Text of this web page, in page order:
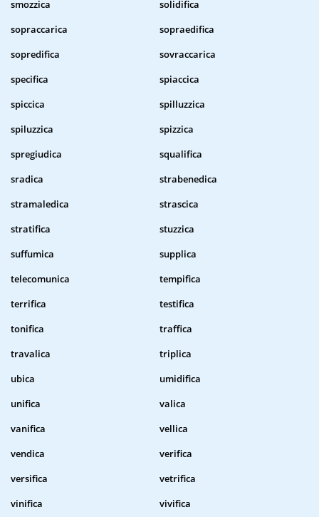
smozzica
solidifica
sopraccarica
sopraedifica
sopredifica
sovraccarica
specifica
spiaccica
spiccica
spilluzzica
spiluzzica
spizzica
spregiudica
squalifica
sradica
strabenedica
stramaledica
strascica
stratifica
stuzzica
suffumica
supplica
telecomunica
tempifica
terrifica
testifica
tonifica
traffica
travalica
triplica
ubica
umidifica
unifica
valica
vanifica
vellica
vendica
verifica
versifica
vetrifica
vinifica
vivifica